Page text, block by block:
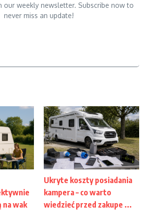
our weekly newsletter. Subscribe now to
never miss an update!
na wak
Ukryte koszty posiadania
kampera – co warto
wiedzieć przed zakupe ...